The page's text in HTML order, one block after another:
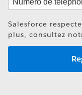
Salesforce
plus, consultez